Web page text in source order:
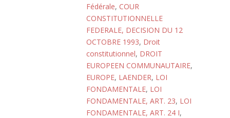
Fédérale, COUR
CONSTITUTIONNELLE
FEDERALE, DECISION DU 12
OCTOBRE 1993, Droit
constitutionnel, DROIT
EUROPEEN COMMUNAUTAIRE,
EUROPE, LAENDER, LOI
FONDAMENTALE, LOI
FONDAMENTALE, ART. 23, LOI
FONDAMENTALE, ART. 24 I,